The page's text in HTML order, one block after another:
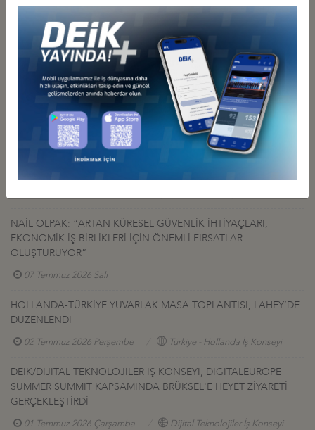
Diğer Basın Açıklamaları
DEİK BAŞKANI NAİL OLPAK: “EKONOMİK BAĞIMSIZLIK, MİLLİ
EGEMENLİĞİN AYRILMAZ BİR PARÇASI”
14 Temmuz 2026 Salı
TÜRK-AMERİKAN SAVUNMA SANAYİ SEKTÖRLERİNE ÇAĞRI:
KÜRESEL TEDARİKTE "HIZ VE ÖLÇEK" İÇİN İŞ BİRLİĞİNİ
NAİL OLPAK: “ARTAN KÜRESEL GÜVENLİK İHTİYAÇLARI,
EKONOMİK İŞ BİRLİKLERİ İÇİN ÖNEMLİ FIRSATLAR
OLUŞTURUYOR”
07 Temmuz 2026 Salı
HOLLANDA-TÜRKİYE YUVARLAK MASA TOPLANTISI, LAHEY’DE
DÜZENLENDİ
02 Temmuz 2026 Perşembe Türkiye - Hollanda İş Konseyi
DEİK/DİJİTAL TEKNOLOJİLER İŞ KONSEYİ, DIGITALEUROPE
SUMMER SUMMIT KAPSAMINDA BRÜKSEL'E HEYET ZİYARETİ
GERÇEKLEŞTİRDİ
01 Temmuz 2026 Çarşamba Dijital Teknolojiler İş Konseyi